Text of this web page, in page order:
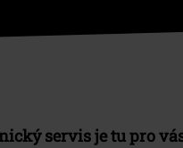
servis je tu pro